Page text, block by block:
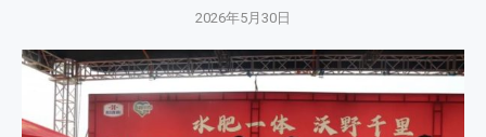
2026年5月30日